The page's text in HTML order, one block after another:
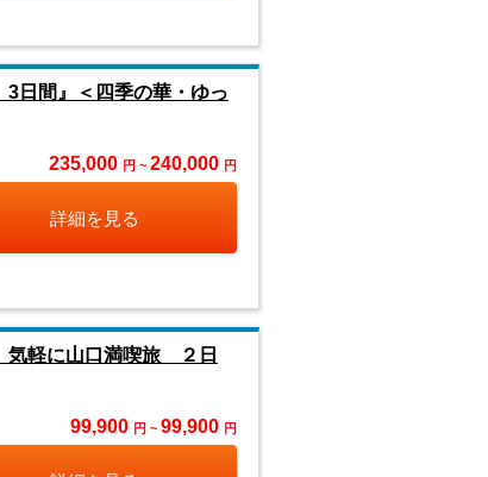
日間』＜四季の華・ゆっ
235,000 円 ~ 240,000 円
詳細を見る
気軽に山口満喫旅 ２日
99,900 円 ~ 99,900 円